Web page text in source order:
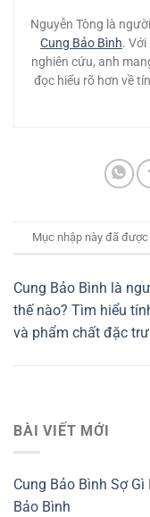
Nguyễn Tòng là
Cung Bảo Bình.
nghiên cứu, anh
đọc hiểu rõ hơn về
Mục nhập này đã
Cung Bảo Bình là
thế nào? Tìm hiểu
và phẩm chất đặc
BÀI VIẾT MỚI
Cung Bảo Bình Sợ
Bảo Bình